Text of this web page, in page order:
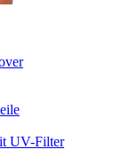
UV-Filter